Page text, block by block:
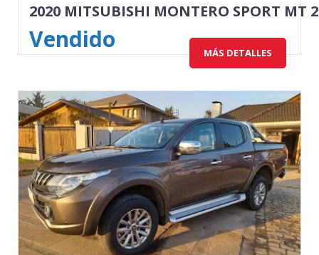
2020 MITSUBISHI MONTERO SPORT MT
Vendido MÁS DETALLES